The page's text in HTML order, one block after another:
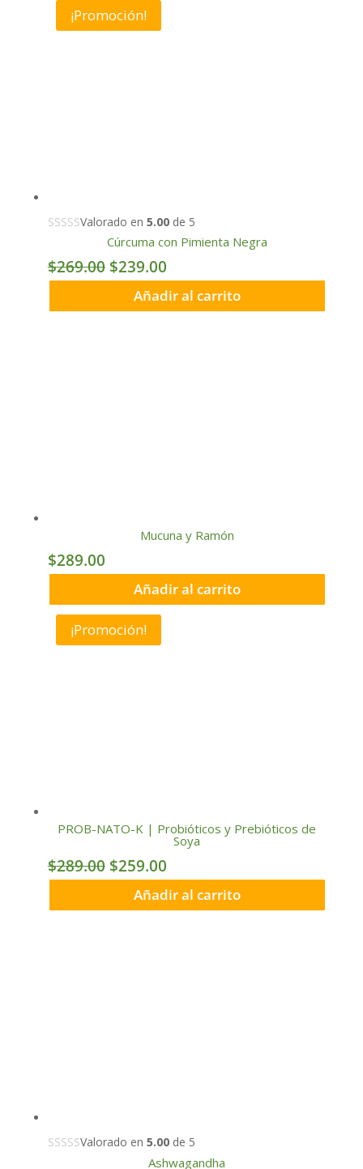
¡Promoción!
Valorado en 5.00de 5
Cúrcuma con Pimienta Negra
$269.00 Original
price
was:
$239.00Current
price
is:
Añadir al carrito
Mucuna y Ramón
$289.00
Añadir al carrito
¡Promoción!
PROB-NATO-K | Probióticos y Prebióticos de
Soya
$289.00 Original
price
was:
$259.00Current
price
is:
Añadir al carrito
Valorado en 5.00de 5
Ashwagandha